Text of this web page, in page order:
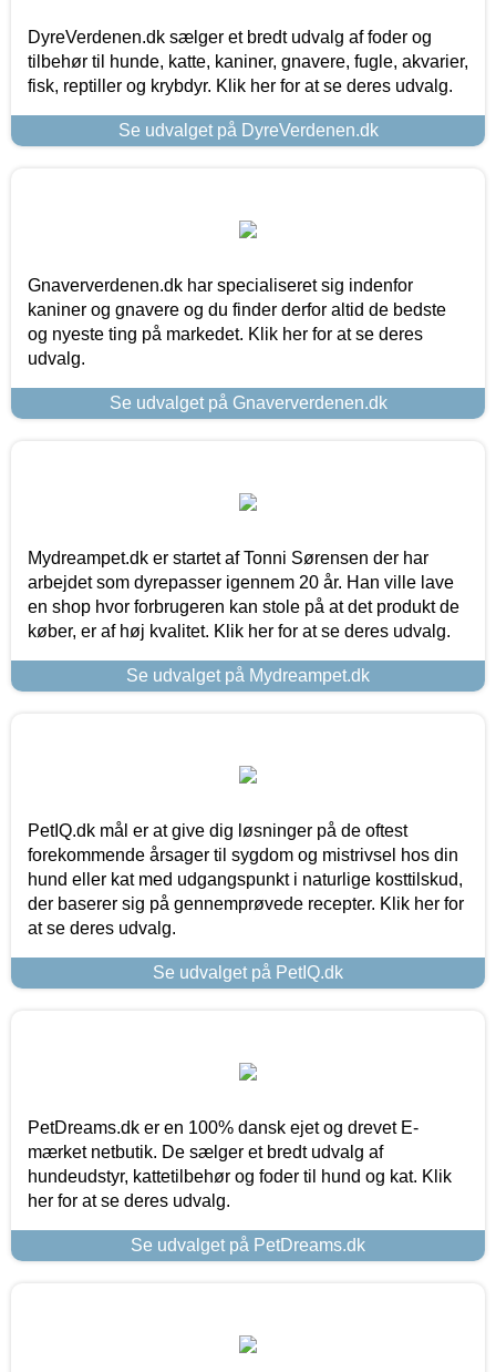
DyreVerdenen.dk sælger et bredt udvalg af foder og
tilbehør til hunde, katte, kaniner, gnavere, fugle, akvarier,
fisk, reptiller og krybdyr. Klik her for at se deres udvalg.
Se udvalget på DyreVerdenen.dk
Gnaververdenen.dk har specialiseret sig indenfor
kaniner og gnavere og du finder derfor altid de bedste
og nyeste ting på markedet. Klik her for at se deres
udvalg.
Se udvalget på Gnaververdenen.dk
Mydreampet.dk er startet af Tonni Sørensen der har
arbejdet som dyrepasser igennem 20 år. Han ville lave
en shop hvor forbrugeren kan stole på at det produkt de
køber, er af høj kvalitet. Klik her for at se deres udvalg.
Se udvalget på Mydreampet.dk
PetIQ.dk mål er at give dig løsninger på de oftest
forekommende årsager til sygdom og mistrivsel hos din
hund eller kat med udgangspunkt i naturlige kosttilskud,
der baserer sig på gennemprøvede recepter. Klik her for
at se deres udvalg.
Se udvalget på PetIQ.dk
PetDreams.dk er en 100% dansk ejet og drevet E-
mærket netbutik. De sælger et bredt udvalg af
hundeudstyr, kattetilbehør og foder til hund og kat. Klik
her for at se deres udvalg.
Se udvalget på PetDreams.dk